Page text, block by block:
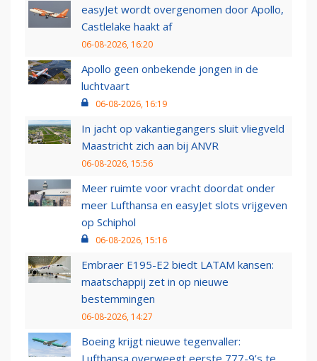
easyJet wordt overgenomen door Apollo,
Castlelake haakt af
06-08-2026, 16:20
Apollo geen onbekende jongen in de
luchtvaart
06-08-2026, 16:19
In jacht op vakantiegangers sluit vliegveld
Maastricht zich aan bij ANVR
06-08-2026, 15:56
Meer ruimte voor vracht doordat onder
meer Lufthansa en easyJet slots vrijgeven
op Schiphol
06-08-2026, 15:16
Embraer E195-E2 biedt LATAM kansen:
maatschappij zet in op nieuwe
bestemmingen
06-08-2026, 14:27
Boeing krijgt nieuwe tegenvaller: